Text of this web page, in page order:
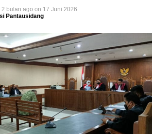
2 bulan ago on 17 Juni 2026
Pantausidang